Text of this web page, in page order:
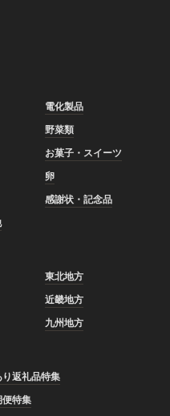
電化製品
野菜類
お菓子・スイーツ
卵
感謝状・記念品
東北地方
近畿地方
九州地方
り返礼品特集
便特集